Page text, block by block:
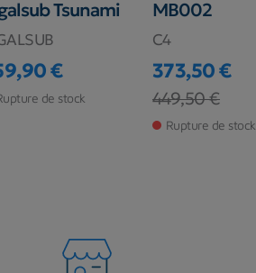
Tsunami
€
de stock
MB002
C4
Prix
373,50 €
Prix de base
449,50 €
Rupture de stock